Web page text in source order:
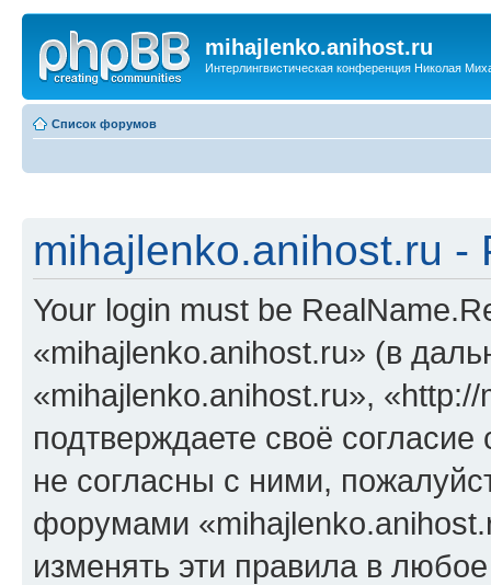
mihajlenko.anihost.ru
Интерлингвистическая конференция Николая
Список форумов
mihajlenko.anihost.ru -
Your login must be
«mihajlenko.anihost.ru» (в
«mihajlenko.anihost.ru»,
подтверждаете своё
не согласны с ними,
форумами
изменять эти правила в